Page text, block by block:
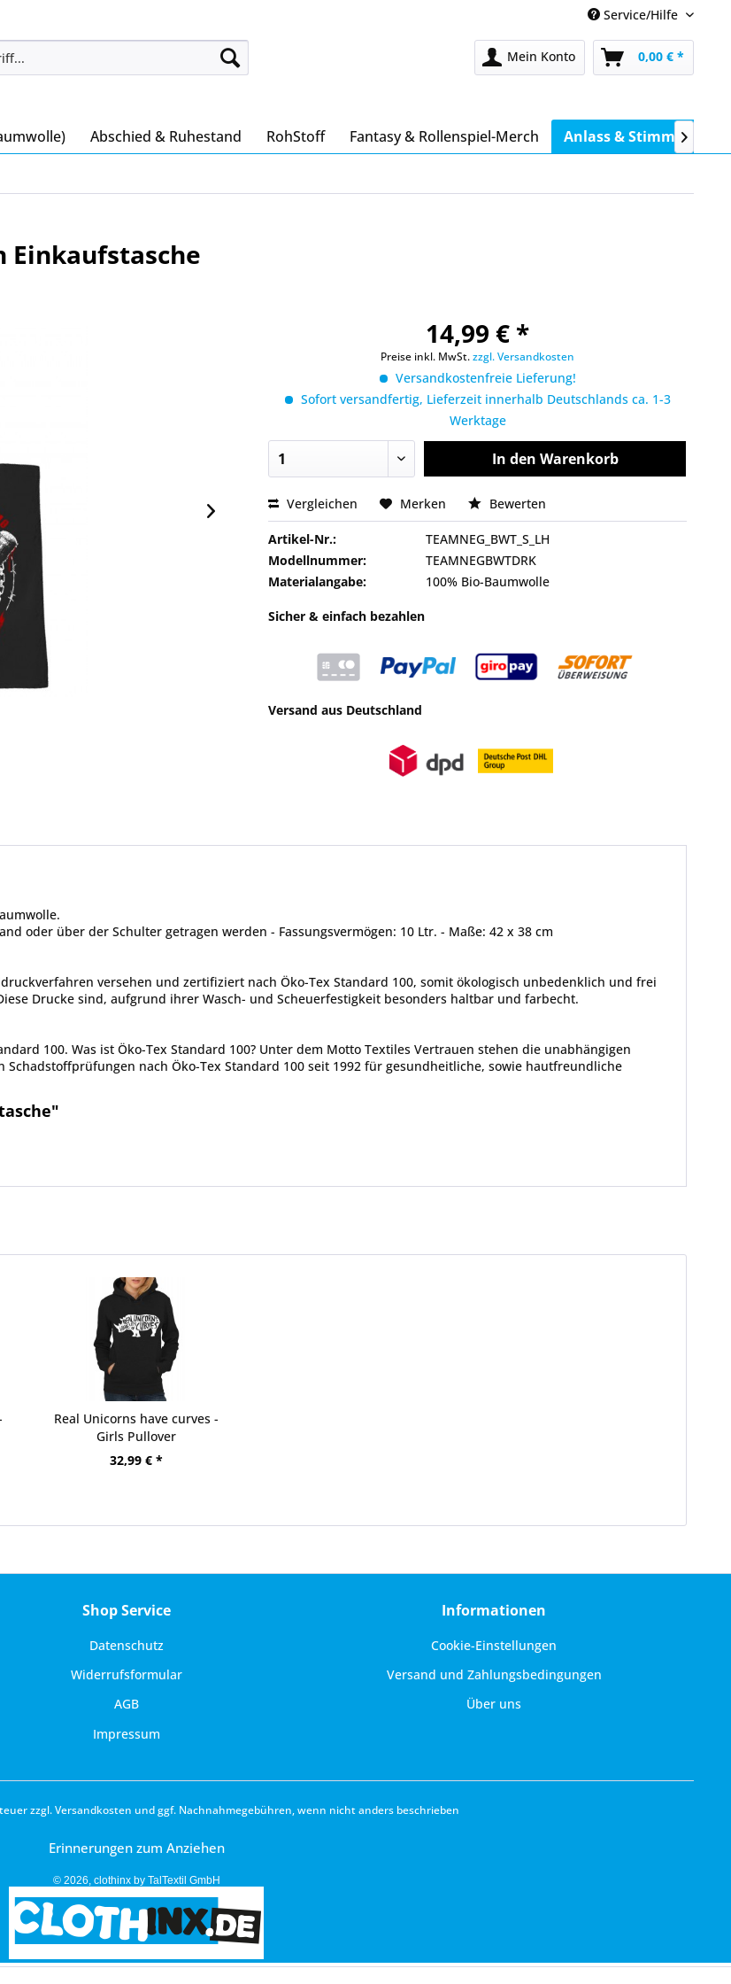
Service/Hilfe
Mein Konto 0,00 € *
Abschied & Ruhestand RohStoff Fantasy & Rollenspiel-Merch Anlass & Stimmung

Einkaufstasche
14,99 € *
Preise inkl. MwSt.zzgl. Versandkosten
Versandkostenfreie Lieferung!
Sofort versandfertig, Lieferzeit innerhalb Deutschlands ca. 1-3
Werktage
In den Warenkorb
Vergleichen Merken Bewerten
Artikel-Nr.:
TEAMNEG_BWT_S_LH
Modellnummer:
TEAMNEGBWTDRK
Materialangabe:
100% Bio-Baumwolle
Sicher & einfach bezahlen
Versand aus Deutschland
oder über der Schulter getragen werden - Fassungsvermögen: 10 Ltr. - Maße: 42 x 38 cm
versehen und zertifiziert nach Öko-Tex Standard 100, somit ökologisch unbedenklich und frei
Drucke sind, aufgrund ihrer Wasch- und Scheuerfestigkeit besonders haltbar und farbecht.
100. Was ist Öko-Tex Standard 100? Unter dem Motto Textiles Vertrauen stehen die unabhängigen
nach Öko-Tex Standard 100 seit 1992 für gesundheitliche, sowie hautfreundliche
Real Unicorns have curves -
Girls Pullover
32,99 € *
Shop Service
Datenschutz
Widerrufsformular
AGB
Impressum
Informationen
Cookie-Einstellungen
Versand und Zahlungsbedingungen
Über uns
zzgl.Versandkosten und ggf. Nachnahmegebühren, wenn nicht anders beschrieben
Erinnerungen zum Anziehen
© 2026, clothinx by TalTextil GmbH